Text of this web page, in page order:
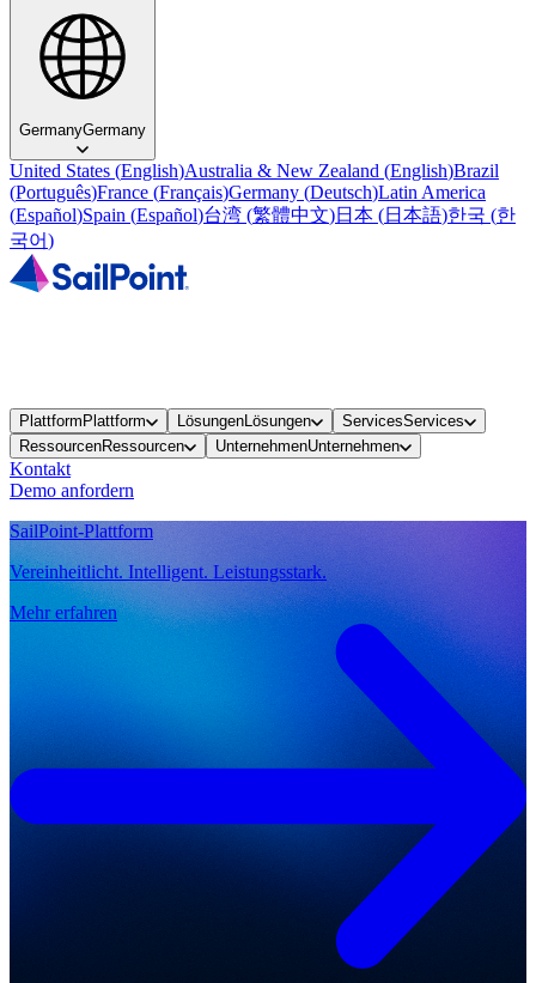
GermanyGermany
United States (English)Australia & New Zealand (English)Brazil
(Português)France (Français)Germany (Deutsch)Latin America
(Español)Spain (Español)台湾 (繁體中文)日本 (日本語)한국 (한
국어)
Plattform Plattform LösungenLösungen ServicesServices
RessourcenRessourcen UnternehmenUnternehmen
Kontakt
Demo anfordern
SailPoint-Plattform
Vereinheitlicht. Intelligent. Leistungsstark.
Mehr erfahren